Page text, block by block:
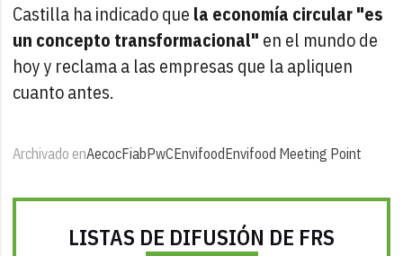
Castilla ha indicado que la economía circular "es
un concepto transformacional" en el mundo de
hoy y reclama a las empresas que la apliquen
cuanto antes.
Archivado enAecocFiabPwCEnvifoodEnvifood Meeting Point
LISTAS DE DIFUSIÓN DE FRS